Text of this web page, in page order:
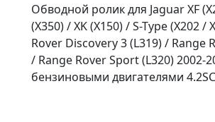
Обводной ролик для Jaguar XF
(X350) / XK (X150) / S-Type (X202 /
Rover Discovery 3 (L319) / Range
/ Range Rover Sport (L320) 2002-
бензиновыми двигателями